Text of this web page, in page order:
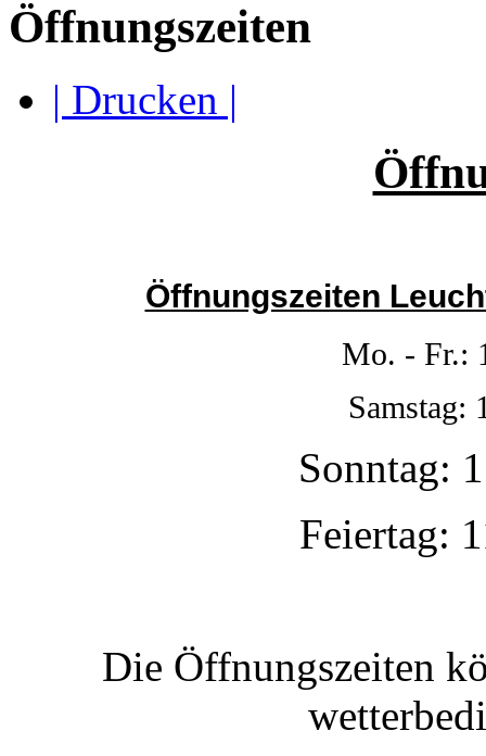
Öffnungszeiten
| Drucken |
Öffnungszeiten
Mo. - Fr.:
Samstag:
Sonntag:
Feiertag:
Die Öffnungszeiten